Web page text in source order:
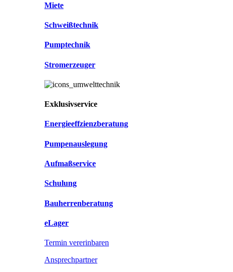
Miete
Schweißtechnik
Pumptechnik
Stromerzeuger
Exklusivservice
Energieeffzienzberatung
Pumpenauslegung
Aufmaßservice
Schulung
Bauherrenberatung
eLager
Termin vererinbaren
Ansprechpartner